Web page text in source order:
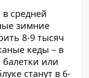
средней
зимние
8-9 тысяч
кеды – в
или
станут в 6-